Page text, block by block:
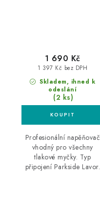
Skladem, ihned k
odeslání
(2 ks)
1 397 Kč bez DPH
1 690 Kč
Profesionální napěňovač
vhodný pro všechny
tlakové myčky. Typ
připojení Parkside Lavor.